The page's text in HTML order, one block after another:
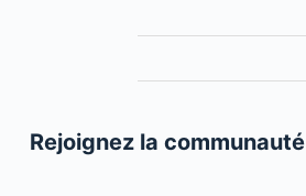
Rejoignez la communauté